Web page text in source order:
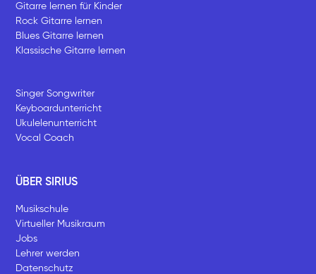
Gitarre lernen für Kinder
Rock Gitarre lernen
Blues Gitarre lernen
Klassische Gitarre lernen
Singer Songwriter
Keyboardunterricht
Ukulelenunterricht
Vocal Coach
ÜBER SIRIUS
Musikschule
Virtueller Musikraum
Jobs
Lehrer werden
Datenschutz